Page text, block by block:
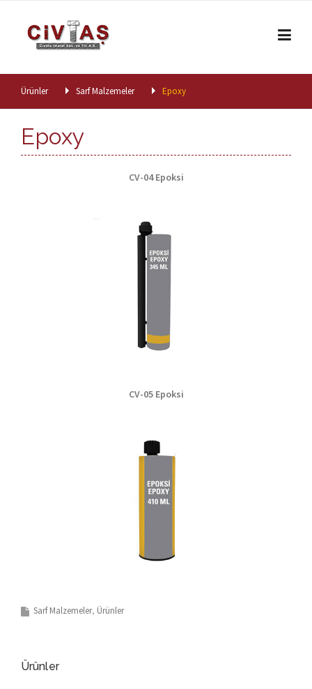
Ürünler Sarf Malzemeler Epoxy
Epoxy
CV-04 Epoksi
CV-05 Epoksi
Sarf Malzemeler Ürünler
Ürünler